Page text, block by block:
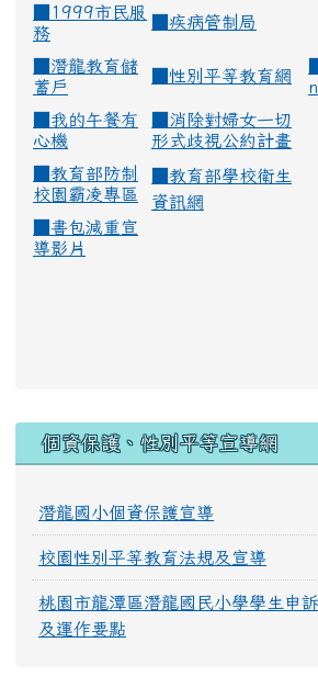
■1999市民服
務
疾病管制局
潛龍教育儲
蓄戶
性別平等教育網
我的午餐有
心機
消除對婦女一切
形式歧視公約計畫
教育部防制
校園霸凌專區
教育部學校衛生
資訊網
書包減重宣
導影片
個資保護、性別平等宣導網
潛龍國小個資保護宣導
校園性別平等教育法規及宣導
桃園市龍潭區潛龍國民小學學生申
及運作要點